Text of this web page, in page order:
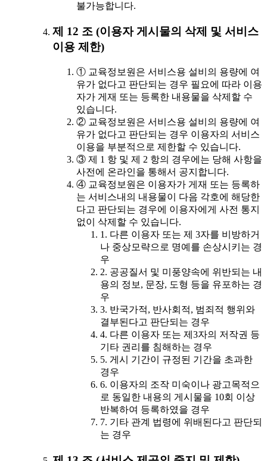
불가능합니다.
제 12 조 (이용자 게시물의 삭제 및 서비스
이용 제한)
① 교육정보원은 서비스용 설비의 용량에 여
유가 없다고 판단되는 경우 필요에 따라 이용
자가 게재 또는 등록한 내용물을 삭제할 수
있습니다.
② 교육정보원은 서비스용 설비의 용량에 여
유가 없다고 판단되는 경우 이용자의 서비스
이용을 부분적으로 제한할 수 있습니다.
③ 제 1 항 및 제 2 항의 경우에는 당해 사항을
사전에 온라인을 통해서 공지합니다.
④ 교육정보원은 이용자가 게재 또는 등록하
는 서비스내의 내용물이 다음 각호에 해당한
다고 판단되는 경우에 이용자에게 사전 통지
없이 삭제할 수 있습니다.
1. 다른 이용자 또는 제 3자를 비방하거
나 중상모략으로 명예를 손상시키는 경
우
2. 공공질서 및 미풍양속에 위반되는 내
용의 정보, 문장, 도형 등을 유포하는 경
우
3. 반국가적, 반사회적, 범죄적 행위와
결부된다고 판단되는 경우
4. 다른 이용자 또는 제3자의 저작권 등
기타 권리를 침해하는 경우
5. 게시 기간이 규정된 기간을 초과한
경우
6. 이용자의 조작 미숙이나 광고목적으
로 동일한 내용의 게시물을 10회 이상
반복하여 등록하였을 경우
7. 기타 관계 법령에 위배된다고 판단되
는 경우